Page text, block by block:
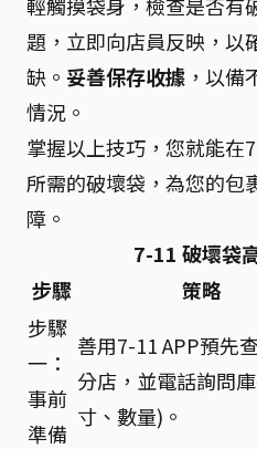
題，立即向店員反映，以
缺。 妥善保存收據 ，以備
情況。
掌握以上技巧，您就能在
所需的破壞袋，為您的包
障。
7-11 破壞袋
步驟
策略
步驟
一：
事前
準備
善用7-11 APP預先
分店，並電話詢問
寸、數量)。